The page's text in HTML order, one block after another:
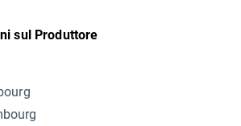
sul Produttore